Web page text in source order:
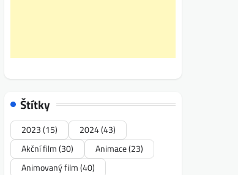
Štítky
2023(15) 2024(43)
Akční film(30) Animace(23)
Animovaný film(40)